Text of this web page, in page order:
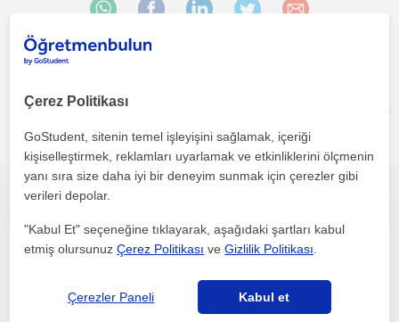
Mahallesi, Sincan, Ulubatli Hasan Mahallesi, Beytepe, Baglica
öğretmenleri
Ingilizce
Çerez Politikası
GoStudent, sitenin temel işleyişini sağlamak, içeriği
kişiselleştirmek, reklamları uyarlamak ve etkinliklerini ölçmenin
yanı sıra size daha iyi bir deneyim sunmak için çerezler gibi
verileri depolar.
"Kabul Et" seçeneğine tıklayarak, aşağıdaki şartları kabul
etmiş olursunuzÇerez Politikası veGizlilik Politikası
Çerezler Paneli Kabul et